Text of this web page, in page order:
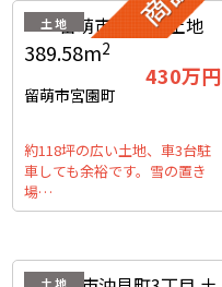
土地
389.58m2
430万円
留萌市宮園町
約118坪の広い土地、車3台駐
車しても余裕です。雪の置き
場…
土地